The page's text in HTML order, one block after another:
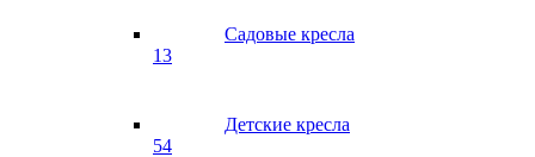
Садовые кресла
13
Детские кресла
54